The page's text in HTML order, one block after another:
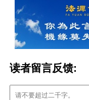
读者留言反馈: